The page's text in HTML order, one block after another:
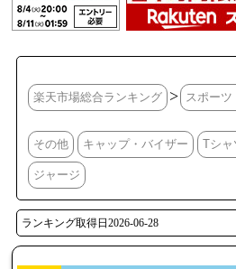
楽天市場総合ランキング > スポー
その他 キャップ・バイザー Tシャ
ジャージ
ランキング取得日2026-06-28